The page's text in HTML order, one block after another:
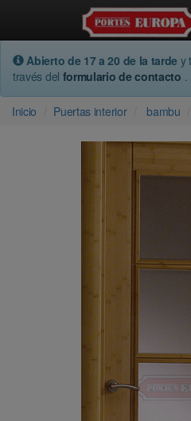
Abierto de 17 a 20 de la tarde y
través del formulario de contacto .
Inicio Puertas interior bambu